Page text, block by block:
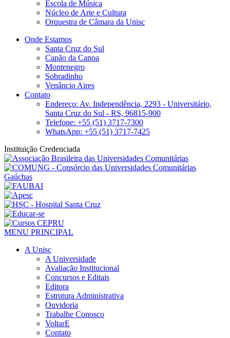
Escola de Música
Núcleo de Arte e Cultura
Orquestra de Câmara da Unisc
Onde Estamos
Santa Cruz do Sul
Capão da Canoa
Montenegro
Sobradinho
Venâncio Aires
Contato
Endereço: Av. Independência, 2293 - Universitário,
Santa Cruz do Sul - RS, 96815-900
Telefone: +55 (51) 3717-7300
WhatsApp: +55 (51) 3717-7425
Instituição Credenciada
MENU PRINCIPAL
A Unisc
A Universidade
Avaliação Institucional
Concursos e Editais
Editora
Estrutura Administrativa
Ouvidoria
Trabalhe Conosco
VoltarE
Contato